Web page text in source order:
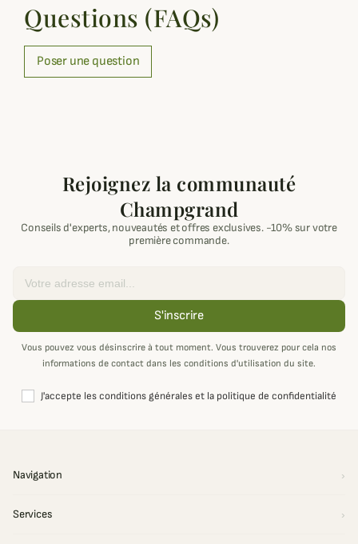
Questions (FAQs)
Poser une question
Rejoignez la communauté
Champgrand
Conseils d'experts, nouveautés et offres exclusives. -10% sur votre
première commande.
S'inscrire
Vous pouvez vous désinscrire à tout moment. Vous trouverez pour cela nos
informations de contact dans les conditions d'utilisation du site.
J'accepte les conditions générales et la politique de confidentialité
Navigation
Services